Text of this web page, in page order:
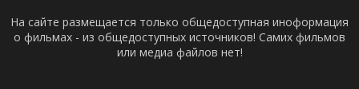
На сайте размещается только общедоступная иноформация
о фильмах - из общедоступных источников! Самих фильмов
или медиа файлов нет!